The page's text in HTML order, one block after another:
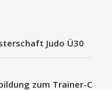
Judo Ü30
zum Trainer-C